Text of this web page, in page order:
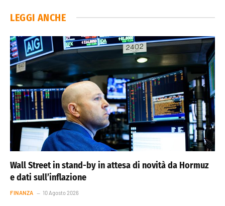
LEGGI ANCHE
Wall Street in stand-by in attesa di novità da Hormuz
e dati sull’inflazione
FINANZA 10 Agosto 2026